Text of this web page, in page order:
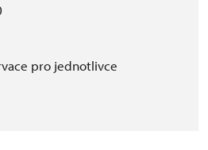
pro jednotlivce